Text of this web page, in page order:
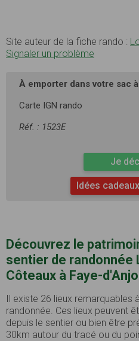
Site auteur de la fiche rando :
Signaler un problème
À emporter dans votre sac
Carte IGN rando
Réf. : 1523E
Je
Idées
Découvrez le
sentier de randonnée
Côteaux à Faye-
Il existe 26 lieux remarquables
randonnée. Ces lieux peuvent
depuis le sentier ou bien être
30km autour du tracé ou du